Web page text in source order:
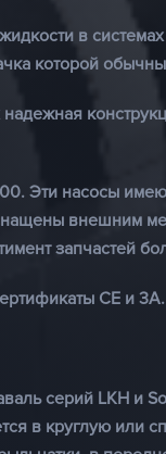
в
которой
Эти насосы
внешним
запчастей
CE и 3А.
серий LKH и
в круглую или